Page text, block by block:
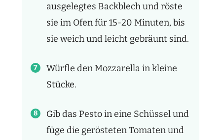
ausgelegtes Backblech und röste
sie im Ofen für 15-20 Minuten, bis
sie weich und leicht gebräunt sind.
Würfle den Mozzarella in kleine
Stücke.
Gib das Pesto in eine Schüssel und
füge die gerösteten Tomaten und